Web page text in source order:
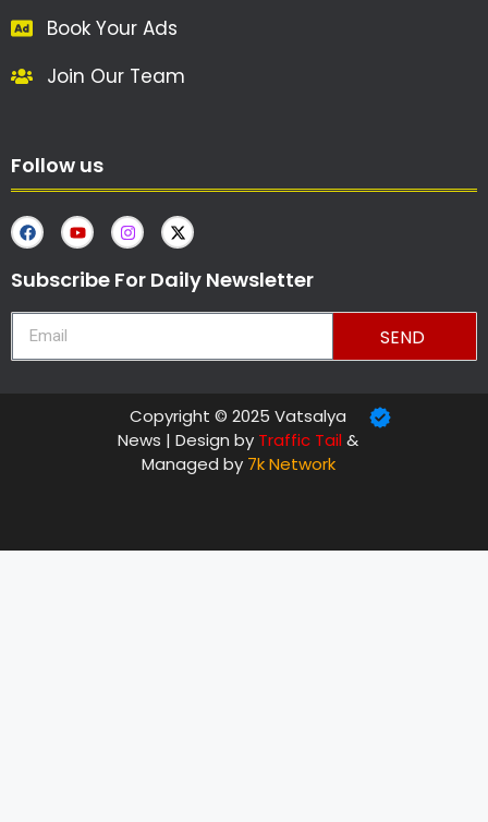
Book Your Ads
Join Our Team
Follow us
Subscribe For Daily Newsletter
SEND
Copyright © 2025 Vatsalya
News | Design by Traffic Tail&
Managed by 7k Network